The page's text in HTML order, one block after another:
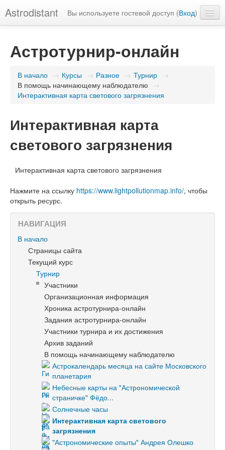
Astrodistant Вы используете гостевой доступ (Вход)
Астротурнир-онлайн
В начало → Курсы → Разное → Турнир →
В помощь начинающему наблюдателю →
Интерактивная карта светового загрязнения
Интерактивная карта
светового загрязнения
Интерактивная карта светового загрязнения
Нажмите на ссылку https://www.lightpollutionmap.info/, чтобы
открыть ресурс.
НАВИГАЦИЯ
В начало
Страницы сайта
Текущий курс
Турнир
Участники
Организационная информация
Хроника астротурнира-онлайн
Задания астротурнира-онлайн
Участники турнира и их достижения
Архив заданий
В помощь начинающему наблюдателю
Астрокалендарь месяца на сайте Московского
планетария
Небесные карты на "Астрономической
страничке" Фёдо...
Солнечные часы
Интерактивная карта светового
загрязнения
"Астрономические опыты" Андрея Олешко